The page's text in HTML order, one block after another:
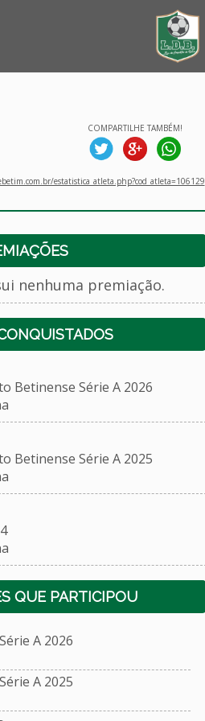
COMPARTILHE TAMBÉM!
estatistica_atleta.php?cod_atleta=106129
nenhuma premiação.
Série A 2026
Série A 2025
QUE PARTICIPOU
A 2026
A 2025